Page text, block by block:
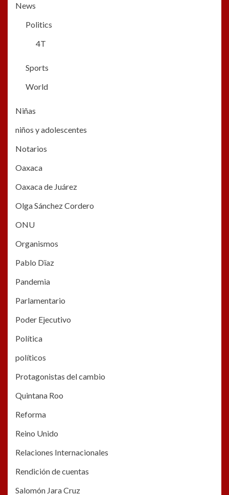
News
Politics
4T
Sports
World
Niñas
niños y adolescentes
Notarios
Oaxaca
Oaxaca de Juárez
Olga Sánchez Cordero
ONU
Organismos
Pablo Dïaz
Pandemia
Parlamentario
Poder Ejecutivo
Política
políticos
Protagonistas del cambio
Quintana Roo
Reforma
Reino Unido
Relaciones Internacionales
Rendición de cuentas
Salomón Jara Cruz